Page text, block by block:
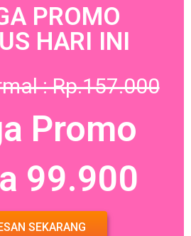
PROMO
HARI INI
: Rp.157.000
Promo
99.900
SEKARANG